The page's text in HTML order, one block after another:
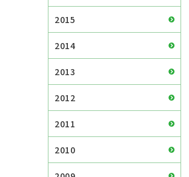
2015
2014
2013
2012
2011
2010